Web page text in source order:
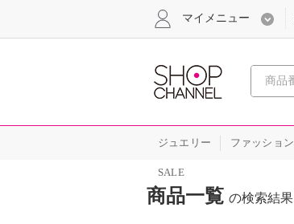
マイメニュー
ジュエリー ファッション
SALE
商品一覧 の検索結果